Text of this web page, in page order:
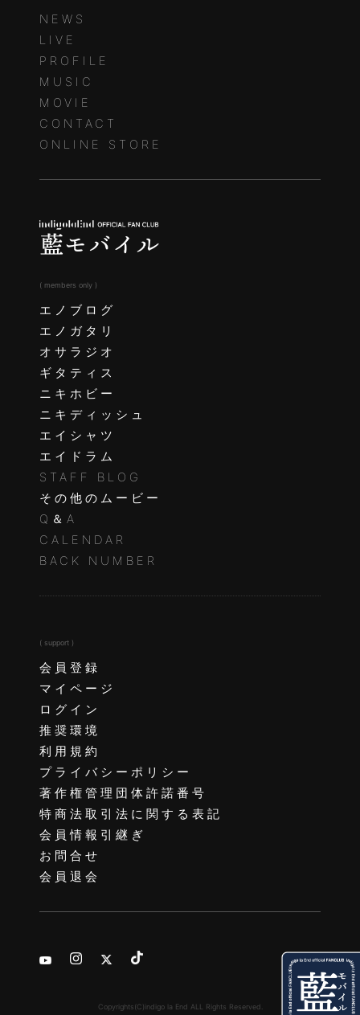
NEWS
LIVE
PROFILE
MUSIC
MOVIE
CONTACT
ONLINE STORE
( members only )
エノブログ
エノガタリ
オサラジオ
ギタティス
ニキホビー
ニキディッシュ
エイシャツ
エイドラム
STAFF BLOG
その他のムービー
Q＆A
CALENDAR
BACK NUMBER
( support )
会員登録
マイページ
ログイン
推奨環境
利用規約
プライバシーポリシー
著作権管理団体許諾番号
特商法取引法に関する表記
会員情報引継ぎ
お問合せ
会員退会
Copyrights(C)indigo la End ALL Rights Reserved.